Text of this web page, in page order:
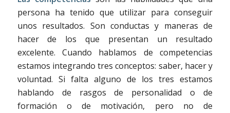
persona ha tenido que utilizar para conseguir
unos resultados. Son conductas y maneras de
hacer de los que presentan un resultado
excelente. Cuando hablamos de competencias
estamos integrando tres conceptos: saber, hacer y
voluntad. Si falta alguno de los tres estamos
hablando de rasgos de personalidad o de
formación o de motivación, pero no de